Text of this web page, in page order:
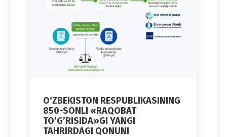
O‘ZBEKISTON RESPUBLIKASINING
850-SONLI «RAQOBAT
TO’G’RISIDA»GI YANGI
TAHRIRDAGI QONUNI